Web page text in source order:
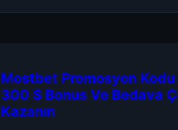
Mostbet Promosyon
300 $ Bonus Ve Bedava
Kazanın